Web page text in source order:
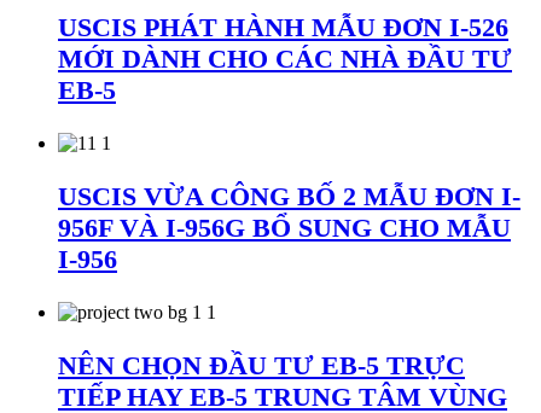
USCIS PHÁT HÀNH MẪU ĐƠN I-526
MỚI DÀNH CHO CÁC NHÀ ĐẦU TƯ
EB-5
USCIS VỪA CÔNG BỐ 2 MẪU ĐƠN I-
956F VÀ I-956G BỔ SUNG CHO MẪU
I-956
NÊN CHỌN ĐẦU TƯ EB-5 TRỰC
TIẾP HAY EB-5 TRUNG TÂM VÙNG